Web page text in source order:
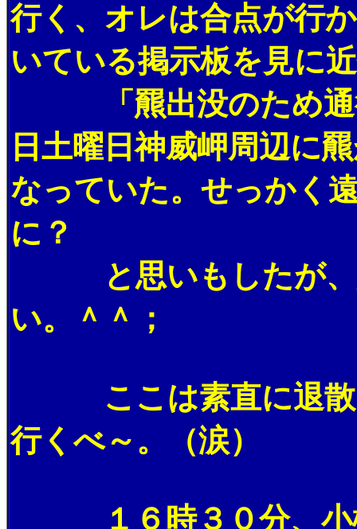
行く、オレは合点が行
いている掲示板を見に
「羆出没のため通
日土曜日神威岬周辺に
なっていた。せっかく
に？
と思いもしたが、
い。＾＾；
ここは素直に退散し
行くべ～。（涙）
１６時３０分、小